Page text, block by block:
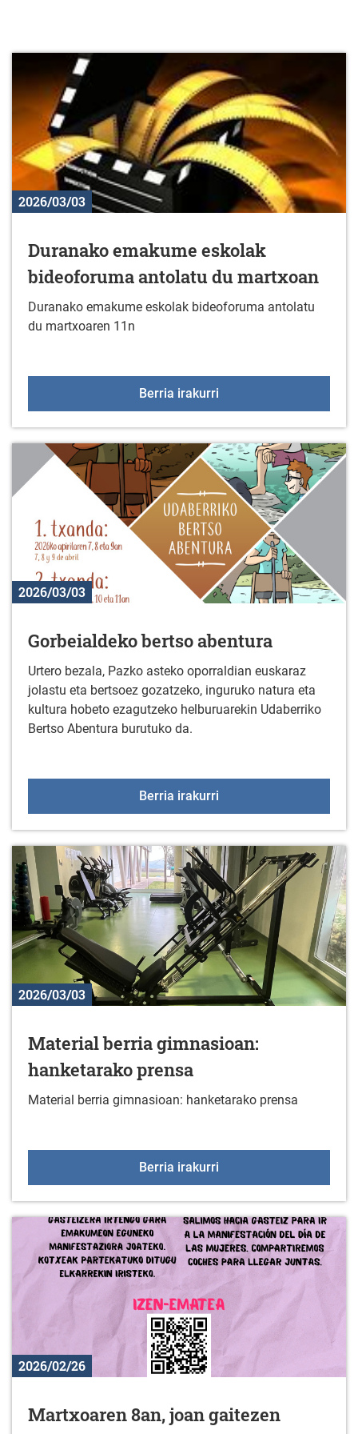
2026/03/03
Duranako emakume eskolak
bideoforuma antolatu du martxoan
Duranako emakume eskolak bideoforuma antolatu
du martxoaren 11n
Berria irakurri
2026/03/03
Gorbeialdeko bertso abentura
Urtero bezala, Pazko asteko oporraldian euskaraz
jolastu eta bertsoez gozatzeko, inguruko natura eta
kultura hobeto ezagutzeko helburuarekin Udaberriko
Bertso Abentura burutuko da.
Berria irakurri
2026/03/03
Material berria gimnasioan:
hanketarako prensa
Material berria gimnasioan: hanketarako prensa
Berria irakurri
2026/02/26
Martxoaren 8an, joan gaitezen